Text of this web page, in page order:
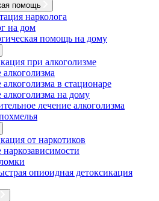
помощь
нарколога
на дом
помощь на дому
при алкоголизме
в стационаре
алкоголизма на дому
лечение алкоголизма
от наркотиков
опиоидная детоксикация